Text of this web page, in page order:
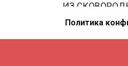
ИЗ
БЕРЕТ
Политика